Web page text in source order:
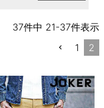
37件中 21-37件表示
1
2